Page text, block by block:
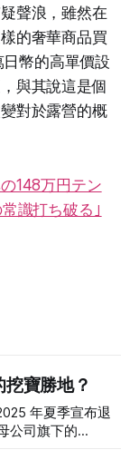
聲浪，雖然在
的奢華商品買
幣的高單價設
與其說這是個
對於露營的概
148万円テン
識打ち破る｣
寶勝地？
年夏季宣布退
公司旗下的